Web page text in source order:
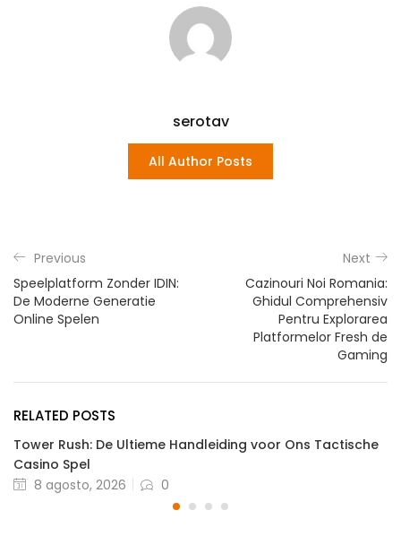
serotav
All Author Posts
Previous
Speelplatform Zonder IDIN:
De Moderne Generatie
Online Spelen
Next
Cazinouri Noi Romania:
Ghidul Comprehensiv
Pentru Explorarea
Platformelor Fresh de
Gaming
RELATED POSTS
Tower Rush: De Ultieme Handleiding voor Ons Tactische
Casino Spel
Posted
8 agosto, 2026 0